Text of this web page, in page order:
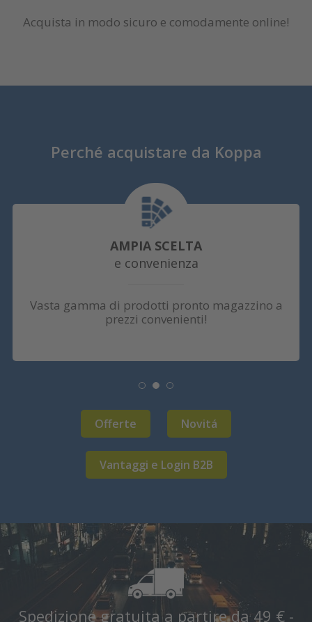
Acquista in modo sicuro e comodamente online!
Perché acquistare da Koppa
AMPIA SCELTA
e convenienza
Vasta gamma di prodotti pronto magazzino a
prezzi convenienti!
Offerte Novitá
Vantaggi e Login B2B
Spedizione gratuita a partire da 49 € -